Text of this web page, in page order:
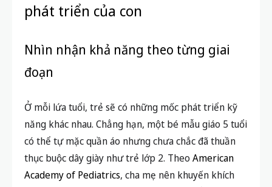
phát triển của con
Nhìn nhận khả năng theo từng giai
đoạn
Ở mỗi lứa tuổi, trẻ sẽ có những mốc phát triển kỹ
năng khác nhau. Chẳng hạn, một bé mẫu giáo 5 tuổi
có thể tự mặc quần áo nhưng chưa chắc đã thuần
thục buộc dây giày như trẻ lớp 2. TheoAmerican
Academy of Pediatrics, cha mẹ nên khuyến khích